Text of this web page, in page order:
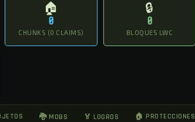
🏠
0
CHUNKS (0 CLAIMS)
🔒
0
BLOQUES LWC
🐉 MOBS 🏅 LOGROS 🏠 PROTECCIONES